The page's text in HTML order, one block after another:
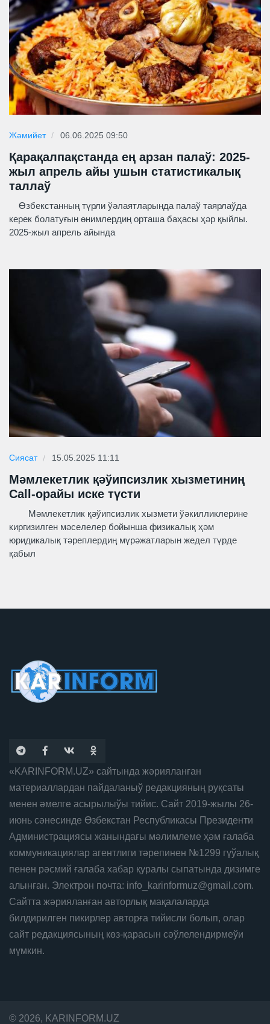
Жәмийет 06.06.2025 09:50
Қарақалпақстанда ең арзан палаў: 2025-
жыл апрель айы ушын статистикалық
таллаў
Өзбекстанның түрли ўәлаятларында палаў таярлаўда
керек болатуғын өнимлердиң орташа баҳасы ҳәр қыйлы.
2025-жыл апрель айында
Сиясат 15.05.2025 11:11
Мәмлекетлик қәўипсизлик хызметиниң
Call-орайы иске түсти
Мәмлекетлик қәўипсизлик хызмети ўәкилликлерине
киргизилген мәселелер бойынша физикалық ҳәм
юридикалық тәреплердиң мүрәжатларын жедел түрде
қабыл
«KARINFORM.UZ» сайтында жәрияланған
материаллардан пайдаланыў редакцияның руқсаты
менен әмелге асырылыўы тийис. Сайт 2019-жылы 26-
июнь сәнесинде Өзбекстан Республикасы Президенти
Администрациясы жанындағы мәлимлеме ҳәм ғалаба
коммуникациялар агентлиги тәрепинен №1299 гүўалық
пенен рәсмий ғалаба хабар қуралы сыпатында дизимге
алынған. Электрон почта: info_karinformuz@gmail.com.
Сайтта жәрияланған авторлық мақалаларда
билдирилген пикирлер авторға тийисли болып, олар
сайт редакциясының көз-қарасын сәўлелендирмеўи
мүмкин.
© 2026, KARINFORM.UZ